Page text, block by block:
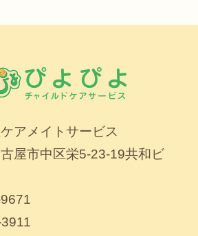
アメイトサービス
屋市中区栄5-23-19共和ビ